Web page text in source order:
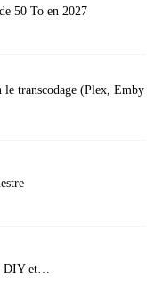
50 To en 2027
transcodage (Plex, Emby
DIY et…